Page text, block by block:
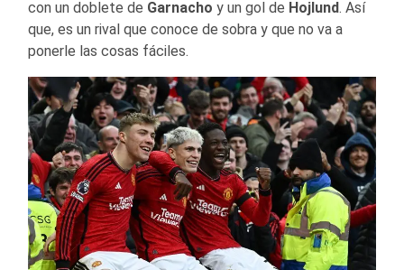
con un doblete de Garnacho y un gol de Hojlund. Así
que, es un rival que conoce de sobra y que no va a
ponerle las cosas fáciles.